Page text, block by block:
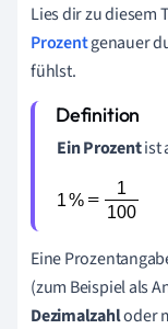
Lies dir zu diesem
Prozentgenauer
fühlst.
EinProzentist
Eine
(zum Beispiel als
Dezimalzahloder